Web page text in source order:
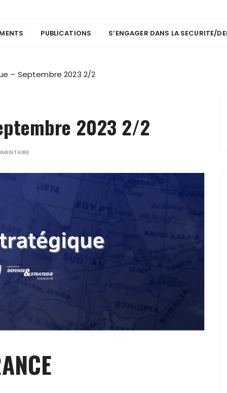
PUBLICATIONS S’ENGAGER DANS LA SECURITE/
– Septembre 2023 2/2
2023 2/2